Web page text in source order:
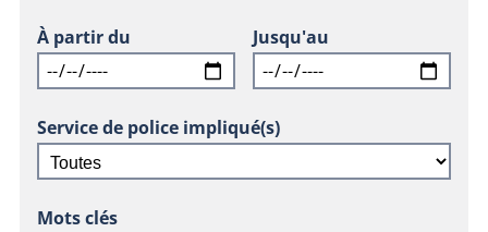
À partir du Jusqu'au
Service de police impliqué(s)
Mots clés